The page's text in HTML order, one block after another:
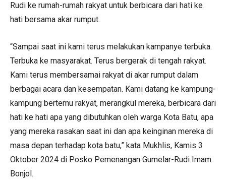
Rudi ke rumah-rumah rakyat untuk berbicara dari hati ke
hati bersama akar rumput.
“Sampai saat ini kami terus melakukan kampanye terbuka.
Terbuka ke masyarakat. Terus bergerak di tengah rakyat.
Kami terus membersamai rakyat di akar rumput dalam
berbagai acara dan kesempatan. Kami datang ke kampung-
kampung bertemu rakyat, merangkul mereka, berbicara dari
hati ke hati apa yang dibutuhkan oleh warga Kota Batu, apa
yang mereka rasakan saat ini dan apa keinginan mereka di
masa depan terhadap kota batu,” kata Mukhlis, Kamis 3
Oktober 2024 di Posko Pemenangan Gumelar-Rudi Imam
Bonjol.